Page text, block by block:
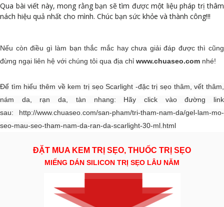
Qua bài viết này, mong rằng bạn sẽ tìm được một liệu pháp trị thâm
nách hiệu quả nhất cho mình. Chúc bạn sức khỏe và thành công!!!
Nếu còn điều gì làm bạn thắc mắc hay chưa giải đáp được thì cũng
đừng ngại liên hệ với chúng tôi qua địa chỉ www.chuaseo.com nhé!
Để tìm hiểu thêm về kem trị sẹo Scarlight -đặc trị sẹo thâm, vết thâm,
nám da, rạn da, tàn nhang: Hãy click vào đường link
sau:
http://www.chuaseo.com/san-pham/tri-tham-nam-da/gel-lam-mo-
seo-mau-seo-tham-nam-da-ran-da-scarlight-30-ml.html
ĐẶT MUA KEM TRỊ SẸO, THUỐC TRỊ SẸO
MIẾNG DÁN SILICON TRỊ SẸO LÂU NĂM